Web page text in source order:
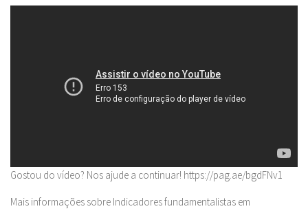
Gostou do vídeo? Nos ajude a continuar! https://pag.ae/bgdFNv1
Mais informações sobre Indicadores fundamentalistas em